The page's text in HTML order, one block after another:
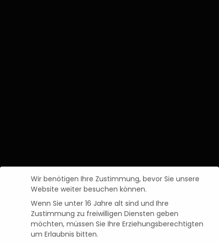
Wir benötigen Ihre Zustimmung, bevor Sie unsere
Website weiter besuchen können.
Wenn Sie unter 16 Jahre alt sind und Ihre
Zustimmung zu freiwilligen Diensten geben
möchten, müssen Sie Ihre Erziehungsberechtigten
um Erlaubnis bitten.